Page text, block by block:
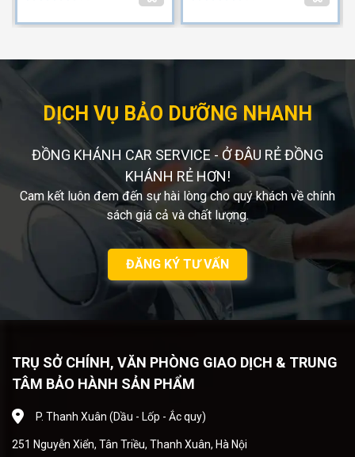
DỊCH VỤ BẢO DƯỠNG NHANH
ĐỒNG KHÁNH CAR SERVICE - Ở ĐÂU RẺ ĐỒNG
KHÁNH RẺ HƠN!
Cam kết luôn đem đến sự hài lòng cho quý khách về chính
sách giá cả và chất lượng.
ĐĂNG KÝ TƯ VẤN
TRỤ SỞ CHÍNH, VĂN PHÒNG GIAO DỊCH & TRUNG
TÂM BẢO HÀNH SẢN PHẨM
P. Thanh Xuân (Dầu - Lốp - Ắc quy)
251 Nguyễn Xiển, Tân Triều, Thanh Xuân, Hà Nội